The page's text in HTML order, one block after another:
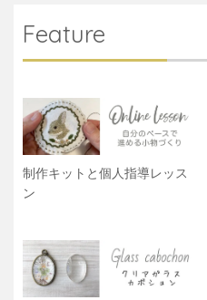
Feature
制作キットと個人指導レッス
ン